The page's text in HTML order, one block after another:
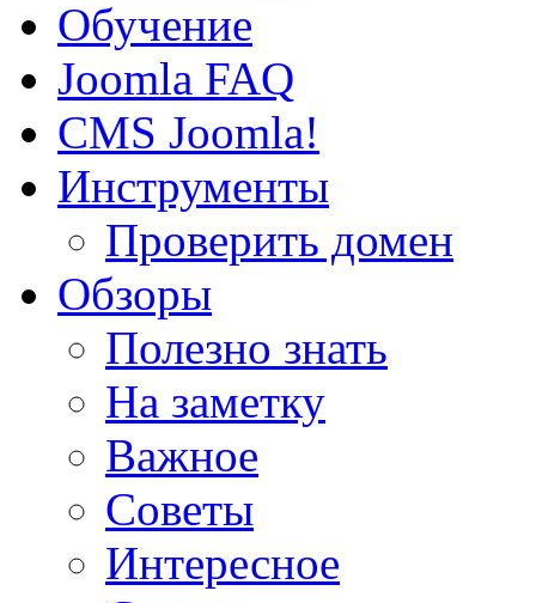
Обучение
Joomla FAQ
CMS Joomla!
Инструменты
Проверить домен
Обзоры
Полезно знать
На заметку
Важное
Советы
Интересное